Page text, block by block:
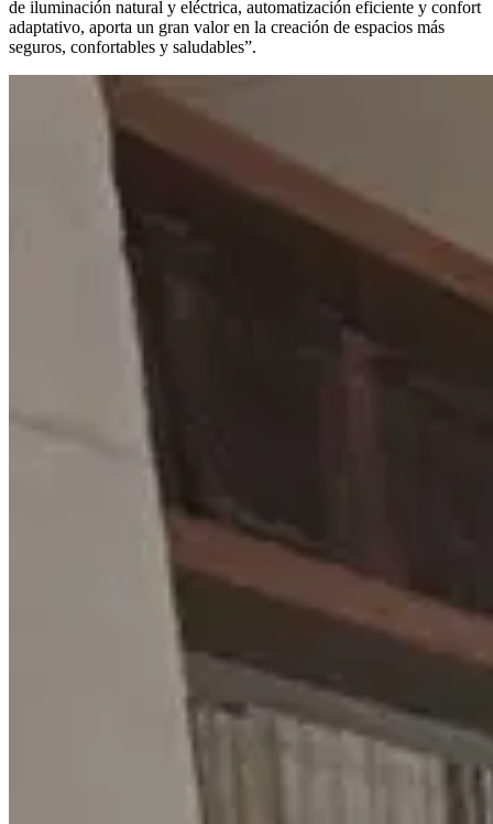
de iluminación natural y eléctrica, automatización eficiente y confort
adaptativo, aporta un gran valor en la creación de espacios más
seguros, confortables y saludables”.